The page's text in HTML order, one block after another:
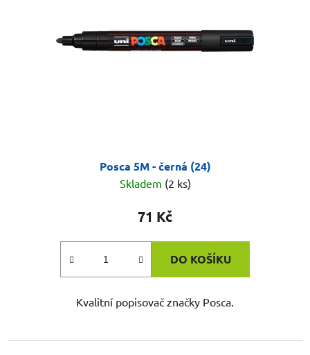
Posca 5M - černá (24)
Skladem (2 ks)
71 Kč
DO KOŠÍKU
Kvalitní popisovač značky Posca.